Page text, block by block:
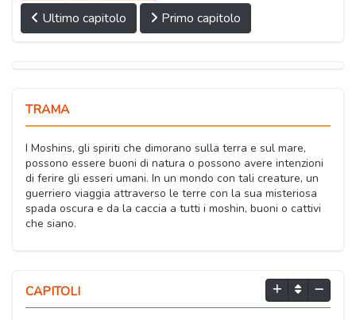
Ultimo capitolo
Primo capitolo
TRAMA
I Moshins, gli spiriti che dimorano sulla terra e sul mare,
possono essere buoni di natura o possono avere intenzioni
di ferire gli esseri umani. In un mondo con tali creature, un
guerriero viaggia attraverso le terre con la sua misteriosa
spada oscura e da la caccia a tutti i moshin, buoni o cattivi
che siano.
CAPITOLI